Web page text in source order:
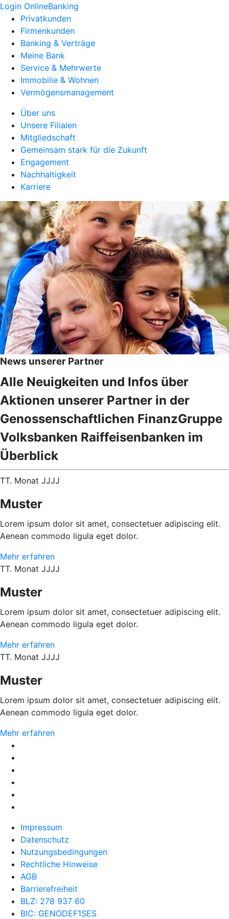
Login OnlineBanking
Privatkunden
Firmenkunden
Banking & Verträge
Meine Bank
Service & Mehrwerte
Immobilie & Wohnen
Vermögensmanagement
Über uns
Unsere Filialen
Mitgliedschaft
Gemeinsam stark für die Zukunft
Engagement
Nachhaltigkeit
Karriere
News unserer Partner
Alle Neuigkeiten und Infos über
Aktionen unserer Partner in der
Genossenschaftlichen FinanzGruppe
Volksbanken Raiffeisenbanken im
Überblick
TT. Monat JJJJ
Muster
Lorem ipsum dolor sit amet, consectetuer adipiscing elit.
Aenean commodo ligula eget dolor.
Mehr erfahren
TT. Monat JJJJ
Muster
Lorem ipsum dolor sit amet, consectetuer adipiscing elit.
Aenean commodo ligula eget dolor.
Mehr erfahren
TT. Monat JJJJ
Muster
Lorem ipsum dolor sit amet, consectetuer adipiscing elit.
Aenean commodo ligula eget dolor.
Mehr erfahren
Impressum
Datenschutz
Nutzungsbedingungen
Rechtliche Hinweise
AGB
Barrierefreiheit
BLZ: 278 937 60
BIC: GENODEF1SES